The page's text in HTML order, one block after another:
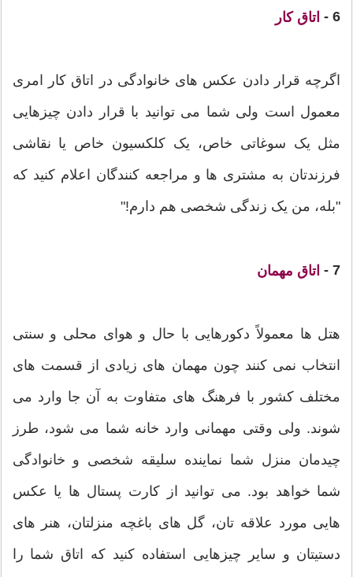
6 - اتاق کار
اگرچه قرار دادن عکس های خانوادگی در اتاق کار امری
معمول است ولی شما می توانید با قرار دادن چیزهایی
مثل یک سوغاتی خاص، یک کلکسیون خاص یا نقاشی
فرزندتان به مشتری ها و مراجعه کنندگان اعلام کنید که
"بله، من یک زندگی شخصی هم دارم!"
7 - اتاق مهمان
هتل ها معمولاً دکورهایی با حال و هوای محلی و سنتی
انتخاب نمی کنند چون مهمان های زیادی از قسمت های
مختلف کشور با فرهنگ های متفاوت به آن جا وارد می
شوند. ولی وقتی مهمانی وارد خانه شما می شود، طرز
چیدمان منزل شما نماینده سلیقه شخصی و خانوادگی
شما خواهد بود. می توانید از کارت پستال ها یا عکس
هایی مورد علاقه تان، گل های باغچه منزلتان، هنر های
دستیتان و سایر چیزهایی استفاده کنید که اتاق شما را